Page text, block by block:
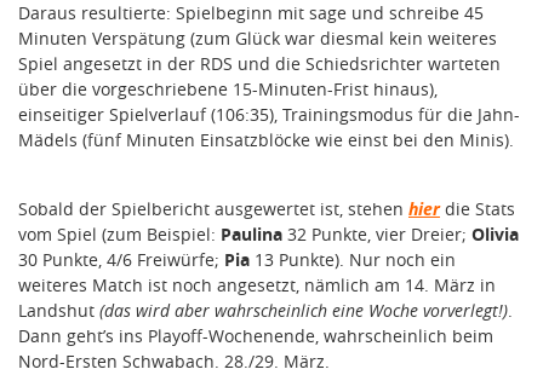
Daraus resultierte: Spielbeginn mit sage und schreibe 45
Minuten Verspätung (zum Glück war diesmal kein weiteres
Spiel angesetzt in der RDS und die Schiedsrichter warteten
über die vorgeschriebene 15-Minuten-Frist hinaus),
einseitiger Spielverlauf (106:35), Trainingsmodus für die Jahn-
Mädels (fünf Minuten Einsatzblöcke wie einst bei den Minis).
Sobald der Spielbericht ausgewertet ist, stehen hierdie Stats
vom Spiel (zum Beispiel: Paulina 32 Punkte, vier Dreier; Olivia
30 Punkte, 4/6 Freiwürfe; Pia 13 Punkte). Nur noch ein
weiteres Match ist noch angesetzt, nämlich am 14. März in
Landshut (das wird aber wahrscheinlich eine Woche vorverlegt!).
Dann geht’s ins Playoff-Wochenende, wahrscheinlich beim
Nord-Ersten Schwabach. 28./29. März.